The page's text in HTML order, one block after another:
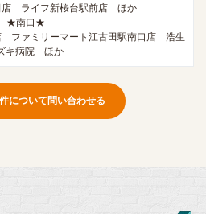
店 ライフ新桜台駅前店 ほか
★南口★
ファミリーマート江古田駅南口店 浩生
キ病院 ほか
について問い合わせる